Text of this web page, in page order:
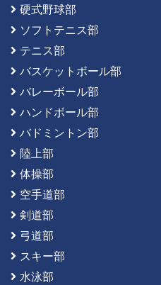
硬式野球部
ソフトテニス部
テニス部
バスケットボール部
バレーボール部
ハンドボール部
バドミントン部
陸上部
体操部
空手道部
剣道部
弓道部
スキー部
水泳部